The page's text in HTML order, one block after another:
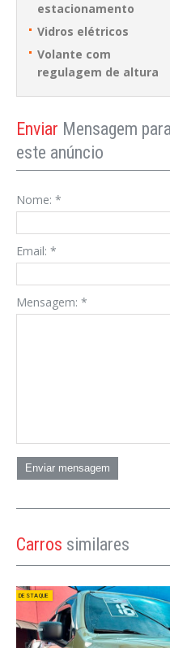
estacionamento
Vidros elétricos
Volante com
regulagem de altura
Enviar Mensagem
este anúncio
Nome: *
Email: *
Mensagem: *
Enviar mensagem
Carros similares
DESTAQUE